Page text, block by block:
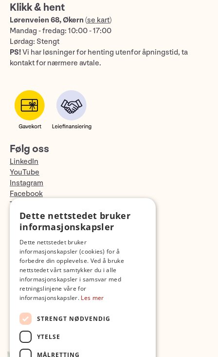
Klikk & hent
Lørenveien 68, Økern (se kart)
Mandag - fredag: 10:00 - 17:00
Lørdag: Stengt
PS!Vi har løsninger for henting utenfor åpningstid, ta
kontakt for nærmere avtale.
Følg oss
LinkedIn
YouTube
Instagram
Facebook
TikTok
Fotopodden
Dette nettstedet bruker
informasjonskapsler
Dette nettstedet bruker
informasjonskapsler (cookies) for å
forbedre din opplevelse. Ved å bruke
nettstedet vårt samtykker du i alle
informasjonskapsler i samsvar med
retningslinjene våre for
informasjonskapsler. Les mer
STRENGT NØDVENDIG
YTELSE
MÅLRETTING